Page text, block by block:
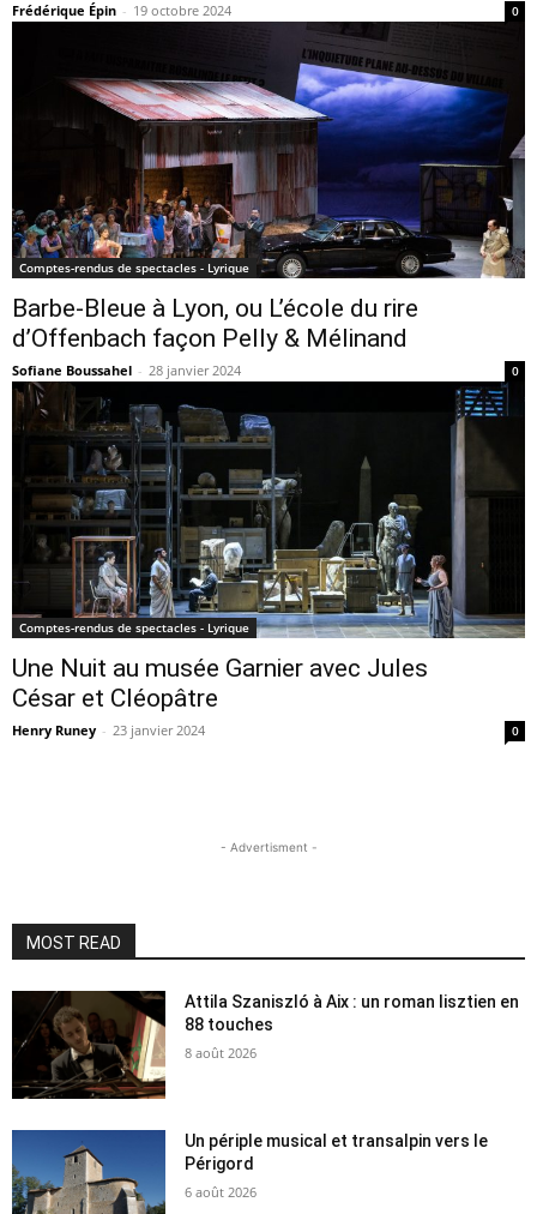
Frédérique Épin - 19 octobre 2024 0
Comptes-rendus de spectacles - Lyrique
Barbe-Bleue à Lyon, ou L’école du rire
d’Offenbach façon Pelly & Mélinand
Sofiane Boussahel - 28 janvier 2024 0
Comptes-rendus de spectacles - Lyrique
Une Nuit au musée Garnier avec Jules
César et Cléopâtre
Henry Runey - 23 janvier 2024 0
- Advertisment -
MOST READ
Attila Szaniszló à Aix : un roman lisztien en
88 touches
8 août 2026
Un périple musical et transalpin vers le
Périgord
6 août 2026